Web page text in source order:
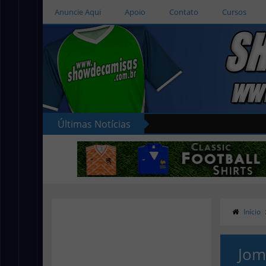
Anuncie Aqui Apoio Contato Cursos
Últimas Notícias
Início